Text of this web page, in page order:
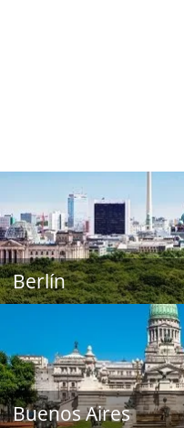
Berlín
Buenos Aires